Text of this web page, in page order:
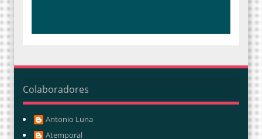
Colaboradores
Antonio Luna
Atemporal